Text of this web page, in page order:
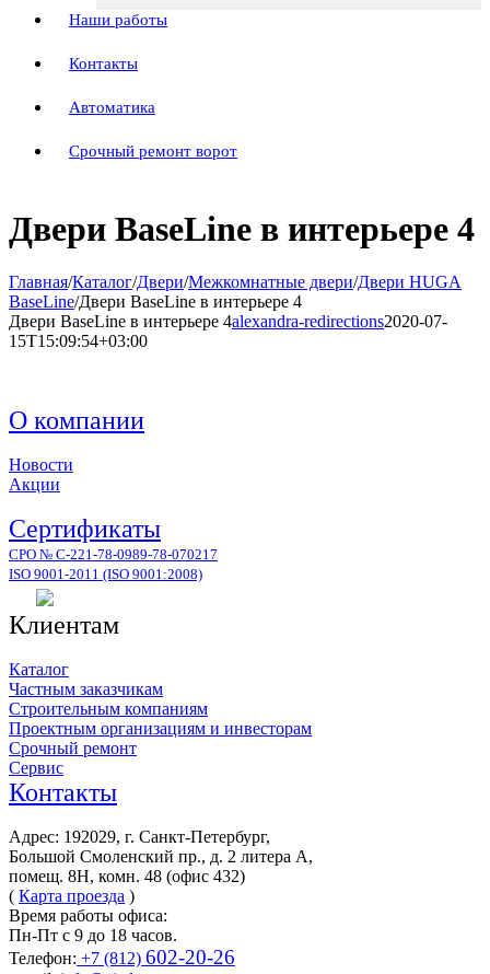
Наши работы
Контакты
Автоматика
Срочный ремонт ворот
Двери BaseLine в интерьере 4
Главная/Каталог/Двери/Межкомнатные двери/Двери HUGA
BaseLine/Двери BaseLine в интерьере 4
Двери BaseLine в интерьере 4alexandra-redirections2020-07-
15T15:09:54+03:00
О компании
Новости
Акции
Сертификаты
СРО № С-221-78-0989-78-070217
ISO 9001-2011 (ISO 9001:2008)
Клиентам
Каталог
Частным заказчикам
Строительным компаниям
Проектным организациям и инвесторам
Срочный ремонт
Сервис
Контакты
Адрес: 192029, г. Санкт-Петербург,
Большой Смоленский пр., д. 2 литера А,
помещ. 8Н, комн. 48 (офис 432)
( Карта проезда )
Время работы офиса:
Пн-Пт с 9 до 18 часов.
Телефон: +7 (812) 602-20-26